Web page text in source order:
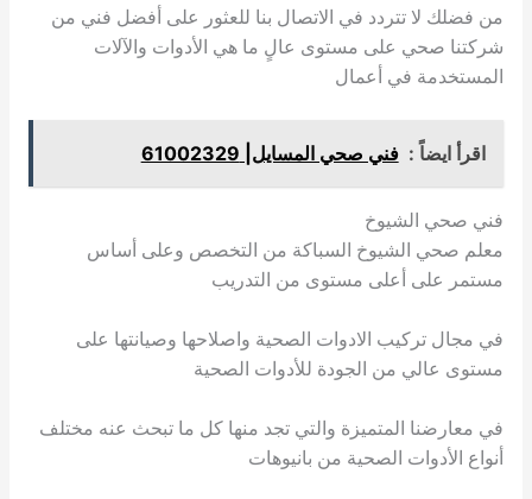
من فضلك لا تتردد في الاتصال بنا للعثور على أفضل فني من
شركتنا صحي على مستوى عالٍ ما هي الأدوات والآلات
المستخدمة في أعمال
اقرأ ايضاً : فني صحي المسايل| 61002329
فني صحي الشيوخ
معلم صحي الشيوخ السباكة من التخصص وعلى أساس
مستمر على أعلى مستوى من التدريب
في مجال تركيب الادوات الصحية واصلاحها وصيانتها على
مستوى عالي من الجودة للأدوات الصحية
في معارضنا المتميزة والتي تجد منها كل ما تبحث عنه مختلف
أنواع الأدوات الصحية من بانيوهات